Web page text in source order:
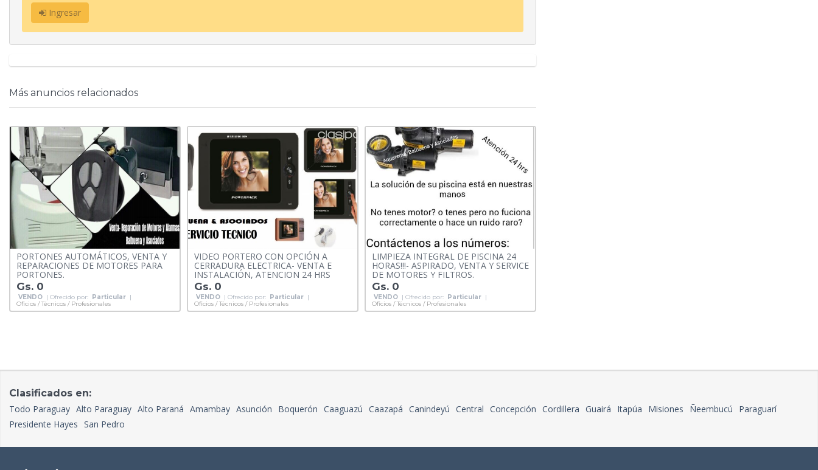
Ingresar
Más anuncios relacionados
PORTONES AUTOMÁTICOS, VENTA Y
REPARACIONES DE MOTORES PARA
PORTONES.
Gs. 0
VENDO | Ofrecido por: Particular |
Oficios / Técnicos / Profesionales
VIDEO PORTERO CON OPCIÓN A
CERRADURA ELECTRICA- VENTA E
INSTALACIÓN, ATENCION 24 HRS
Gs. 0
VENDO | Ofrecido por: Particular |
Oficios / Técnicos / Profesionales
LIMPIEZA INTEGRAL DE PISCINA 24
HORAS!!!- ASPIRADO, VENTA Y SERVICE
DE MOTORES Y FILTROS.
Gs. 0
VENDO | Ofrecido por: Particular |
Oficios / Técnicos / Profesionales
Clasificados en:
Todo Paraguay Alto Paraguay Alto Paraná Amambay Asunción Boquerón Caaguazú Caazapá Canindeyú Central Concepción Cordillera Guairá Itapúa Misiones Ñeembucú
Paraguarí
Presidente Hayes San Pedro